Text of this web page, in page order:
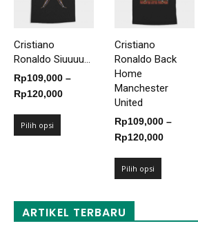
Cristiano
Ronaldo Siuuuu...
Rp109,000 –
Rp120,000Rentang
Pilih opsi
Cristiano
Ronaldo Back
Home
Manchester
United
Rp109,000 –
Rp120,000Rentang
Pilih opsi
ARTIKEL TERBARU